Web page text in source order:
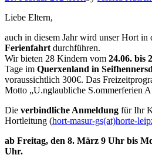
Liebe Eltern,
auch in diesem Jahr wird unser Hort in
Ferienfahrt durchführen.
Wir bieten 28 Kindern vom 24.06. bis
Tage im Querxenland in
voraussichtlich 300€. Das
Motto „U.nglaubliche S.ommerferien
Die verbindliche Anmeldung für Ihr
Hortleitung (hort-masur-gs(at)horte-
ab Freitag, den 8. März 9 Uhr bis
Uhr.